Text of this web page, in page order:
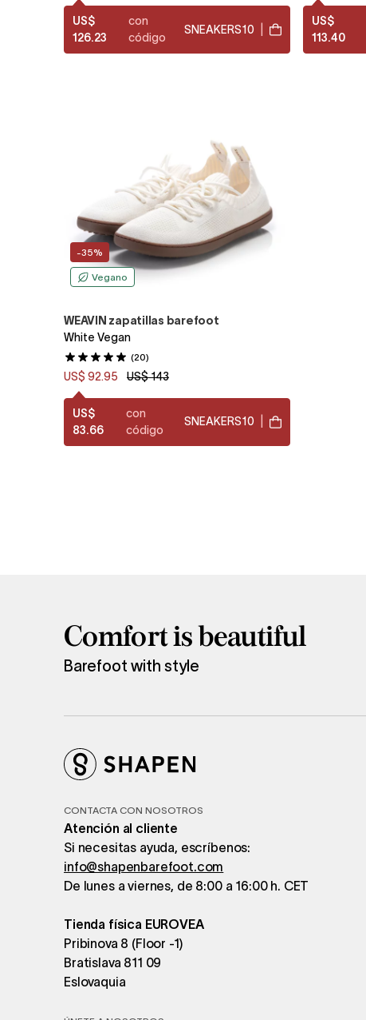
US$
126.23
con
código
SNEAKERS10
US$
113.40
-35%
Vegano
WEAVIN zapatillas barefoot
White Vegan
(20)
US$ 92.95 US$ 143
US$
83.66
con
código
SNEAKERS10
Comfort is beautiful
Barefoot with style
CONTACTA CON NOSOTROS
Atención al cliente
Si necesitas ayuda, escríbenos:
info@shapenbarefoot.com
De lunes a viernes, de 8:00 a 16:00 h. CET
Tienda física EUROVEA
Pribinova 8 (Floor -1)
Bratislava 811 09
Eslovaquia